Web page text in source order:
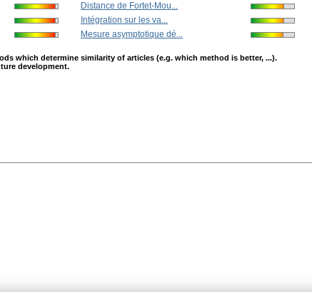
Distance de Fortet-Mou...
Intégration sur les va...
Mesure asymptotique dé...
which determine similarity of articles (e.g. which method is better, ...).
development.